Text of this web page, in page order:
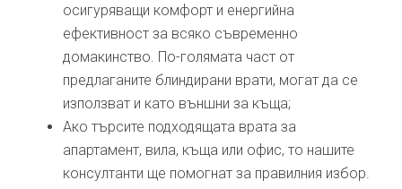
осигуряващи комфорт и енергийна
ефективност за всяко съвременно
домакинство. По-голямата част от
предлаганите блиндирани врати, могат да се
използват и като външни за къща;
Ако търсите подходящата врата за
апартамент, вила, къща или офис, то нашите
консултанти ще помогнат за правилния избор.